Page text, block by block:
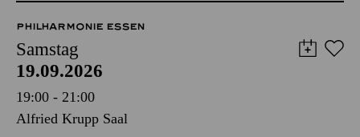
PHILHARMONIE ESSEN
Samstag
19.09.2026
19:00 - 21:00
Alfried Krupp Saal